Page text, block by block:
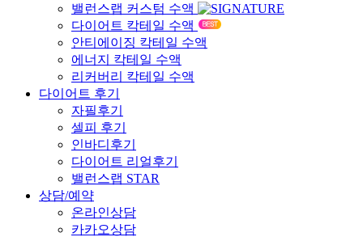
밸런스랩 커스텀 수액
다이어트 칵테일 수액
안티에이징 칵테일 수액
에너지 칵테일 수액
리커버리 칵테일 수액
다이어트 후기
자필후기
셀피 후기
인바디후기
다이어트 리얼후기
밸런스랩 STAR
상담/예약
온라인상담
카카오상담